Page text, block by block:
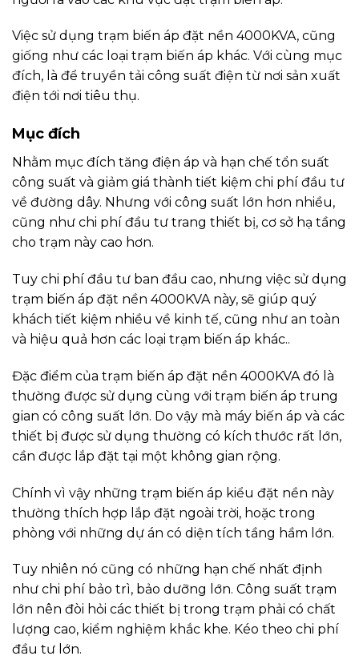
Việc sử dụng trạm biến áp đặt nền 4000KVA, cũng
giống như các loại trạm biến áp khác. Với cùng mục
đích, là để truyền tải công suất điện từ nơi sản xuất
điện tới nơi tiêu thụ.
Mục đích
Nhằm mục đích tăng điện áp và hạn chế tổn suất
công suất và giảm giá thành tiết kiệm chi phí đầu tư
về đường dây. Nhưng với công suất lớn hơn nhiều,
cũng như chi phí đầu tư trang thiết bị, cơ sở hạ tầng
cho trạm này cao hơn.
Tuy chi phí đầu tư ban đầu cao, nhưng việc sử dụng
trạm biến áp đặt nền 4000KVA này, sẽ giúp quý
khách tiết kiệm nhiều về kinh tế, cũng như an toàn
và hiệu quả hơn các loại trạm biến áp khác..
Đặc điểm của trạm biến áp đặt nền 4000KVA đó là
thường được sử dụng cùng với trạm biến áp trung
gian có công suất lớn. Do vậy mà máy biến áp và các
thiết bị được sử dụng thường có kích thước rất lớn,
cần được lắp đặt tại một không gian rộng.
Chính vì vậy những trạm biến áp kiểu đặt nền này
thường thích hợp lắp đặt ngoài trời, hoặc trong
phòng với những dự án có diện tích tầng hầm lớn.
Tuy nhiên nó cũng có những hạn chế nhất định
như chi phí bảo trì, bảo dưỡng lớn. Công suất trạm
lớn nên đòi hỏi các thiết bị trong trạm phải có chất
lượng cao, kiểm nghiệm khắc khe. Kéo theo chi phí
đầu tư lớn.